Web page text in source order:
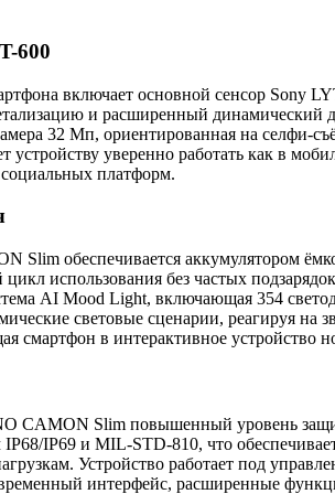
600
включает основной сенсор Sony
и расширенный динамический
32 Мп, ориентированная на селфи-
устройству уверенно работать как в
платформ.
Slim обеспечивается аккумулятором
использования без частых
AI Mood Light, включающая 354
световые сценарии, реагируя на
смартфон в интерактивное устройство
CAMON Slim повышенный уровень
IP69 и MIL-STD-810, что
Устройство работает под
интерфейс, расширенные